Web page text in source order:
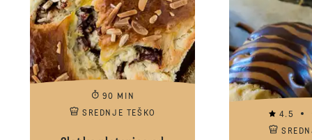
90 MIN
SREDNJE TEŠKO
4.5